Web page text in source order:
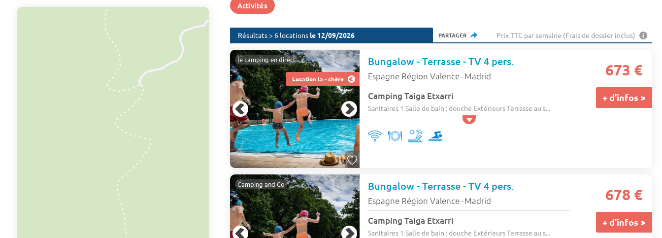
Activités
Résultats > 6 locations le 12/09/2026 PARTAGER Prix TTC par semaine (Frais de dossier inclus)
Location la - chère
le camping en direct Bungalow - Terrasse - TV 4 pers.
Espagne Région Valence- Madrid
Camping Taiga Etxarri
Sanitaires 1 Salle de bain : douche Extérieurs Terrasse au s...
673 €
+ d'infos >
Camping and Co Bungalow - Terrasse - TV 4 pers.
Espagne Région Valence- Madrid
Camping Taiga Etxarri
Sanitaires 1 Salle de bain : douche Extérieurs Terrasse au s...
678 €
+ d'infos >